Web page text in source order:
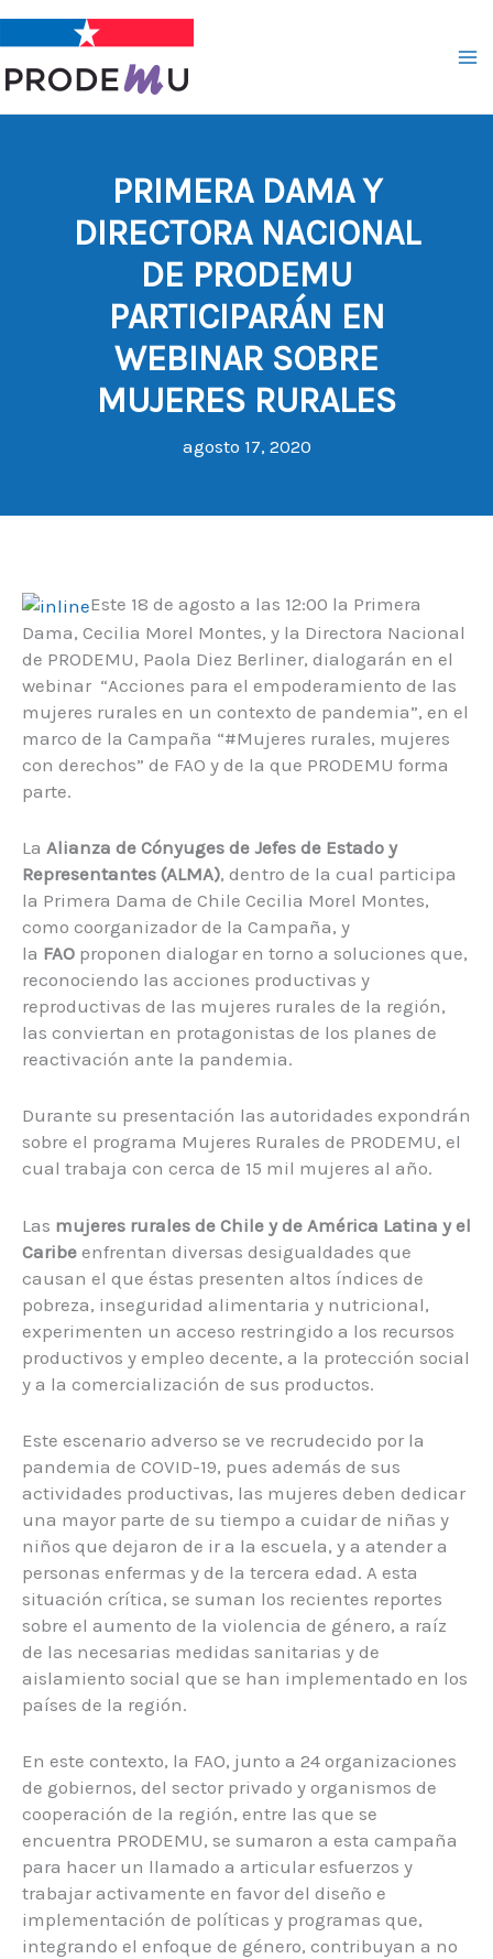
contenido
PRIMERA DAMA Y
DIRECTORA NACIONAL
DE PRODEMU
PARTICIPARÁN EN
WEBINAR SOBRE
MUJERES RURALES
agosto 17, 2020
Este 18 de agosto a las 12:00 la Primera
Dama, Cecilia Morel Montes, y la Directora Nacional
de PRODEMU, Paola Diez Berliner, dialogarán en el
webinar “Acciones para el empoderamiento de las
mujeres rurales en un contexto de pandemia”, en el
marco de la Campaña “#Mujeres rurales, mujeres
con derechos” de FAO y de la que PRODEMU forma
parte.
La Alianza de Cónyuges de Jefes de Estado y
Representantes (ALMA), dentro de la cual participa
la Primera Dama de Chile Cecilia Morel Montes,
como coorganizador de la Campaña, y
la FAO proponen dialogar en torno a soluciones que,
reconociendo las acciones productivas y
reproductivas de las mujeres rurales de la región,
las conviertan en protagonistas de los planes de
reactivación ante la pandemia.
Durante su presentación las autoridades expondrán
sobre el programa Mujeres Rurales de PRODEMU, el
cual trabaja con cerca de 15 mil mujeres al año.
Las mujeres rurales de Chile y de América Latina y el
Caribe enfrentan diversas desigualdades que
causan el que éstas presenten altos índices de
pobreza, inseguridad alimentaria y nutricional,
experimenten un acceso restringido a los recursos
productivos y empleo decente, a la protección social
y a la comercialización de sus productos.
Este escenario adverso se ve recrudecido por la
pandemia de COVID-19, pues además de sus
actividades productivas, las mujeres deben dedicar
una mayor parte de su tiempo a cuidar de niñas y
niños que dejaron de ir a la escuela, y a atender a
personas enfermas y de la tercera edad. A esta
situación crítica, se suman los recientes reportes
sobre el aumento de la violencia de género, a raíz
de las necesarias medidas sanitarias y de
aislamiento social que se han implementado en los
países de la región.
En este contexto, la FAO, junto a 24 organizaciones
de gobiernos, del sector privado y organismos de
cooperación de la región, entre las que se
encuentra PRODEMU, se sumaron a esta campaña
para hacer un llamado a articular esfuerzos y
trabajar activamente en favor del diseño e
implementación de políticas y programas que,
integrando el enfoque de género, contribuyan a no